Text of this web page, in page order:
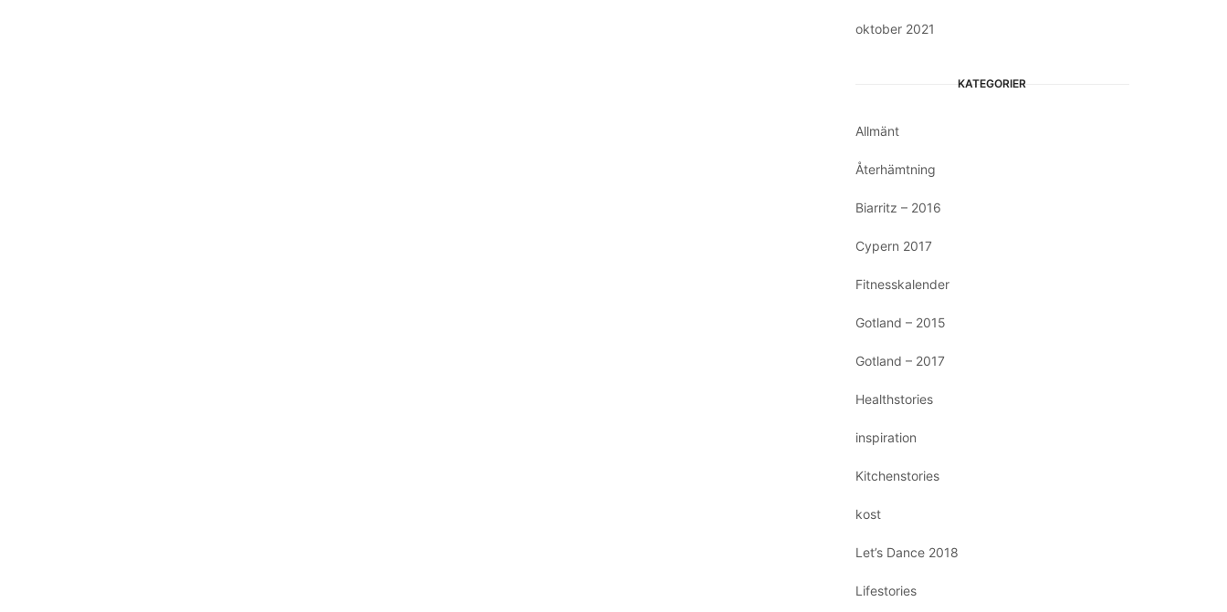
oktober 2021
KATEGORIER
Allmänt
Återhämtning
Biarritz – 2016
Cypern 2017
Fitnesskalender
Gotland – 2015
Gotland – 2017
Healthstories
inspiration
Kitchenstories
kost
Let’s Dance 2018
Lifestories